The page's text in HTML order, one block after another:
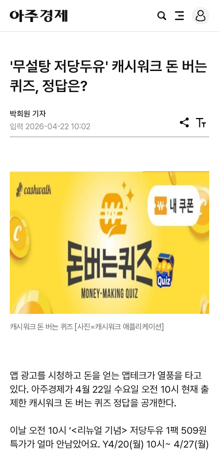
아
주
경
검
전
로
그
'무설탕 저당두유' 캐시워크 돈 버는
퀴즈, 정답은?
박희원 기자
입력 2026-04-22 10:02
공
유
텍
스
캐시워크 돈 버는 퀴즈 [사진=캐시워크 애플리케이션]
앱 광고를 시청하고 돈을 얻는 앱테크가 열풍을 타고
있다. 아주경제가 4월 22일 수요일 오전 10시 현재 출
제한 캐시워크 돈 버는 퀴즈 정답을 공개한다.
이날 오전 10시 ‘<리뉴얼 기념> 저당두유 1팩 509원
특가가 얼마 안남았어요. Y4/20(월) 10시~ 4/27(월)